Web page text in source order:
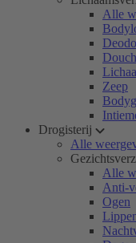
Alle
Zeep
Drogisterij
Alle
Alle
Anti-
Ogen